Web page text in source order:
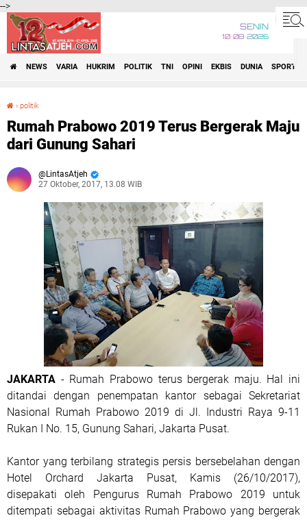
-->
SENIN
10•08•2026
NEWS VARIA HUKRIM POLITIK TNI OPINI EKBIS DUNIA SPORT
› politik
Rumah Prabowo 2019 Terus Bergerak Maju
dari Gunung Sahari
LintasAtjeh
27 Oktober, 2017, 13.08 WIB
JAKARTA - Rumah Prabowo terus bergerak maju. Hal ini
ditandai dengan penempatan kantor sebagai Sekretariat
Nasional Rumah Prabowo 2019 di Jl. Industri Raya 9-11
Rukan I No. 15, Gunung Sahari, Jakarta Pusat.
Kantor yang terbilang strategis persis bersebelahan dengan
Hotel Orchard Jakarta Pusat, Kamis (26/10/2017),
disepakati oleh Pengurus Rumah Prabowo 2019 untuk
ditempati sebagai aktivitas Rumah Prabowo yang bergerak